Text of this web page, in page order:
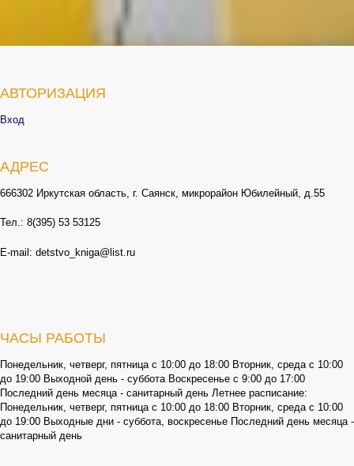
АВТОРИЗАЦИЯ
Вход
АДРЕС
666302 Иркутская область, г. Саянск, микрорайон Юбилейный, д.55
Тел.: 8(395) 53 53125
E-mail: detstvo_kniga@list.ru
ЧАСЫ РАБОТЫ
Понедельник, четверг, пятница с 10:00 до 18:00 Вторник, среда с 10:00
до 19:00 Выходной день - суббота Воскресенье с 9:00 до 17:00
Последний день месяца - санитарный день Летнее расписание:
Понедельник, четверг, пятница с 10:00 до 18:00 Вторник, среда с 10:00
до 19:00 Выходные дни - суббота, воскресенье Последний день месяца -
санитарный день